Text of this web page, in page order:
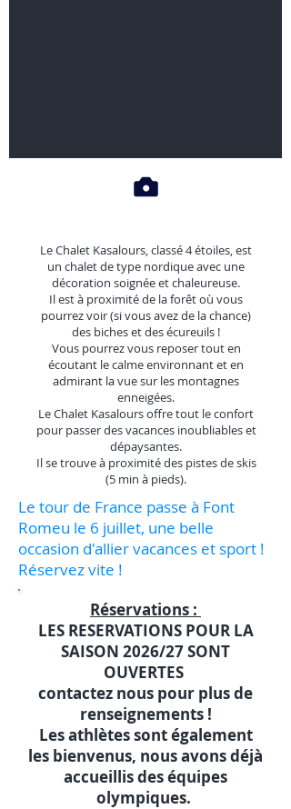
Le Chalet Kasalours, classé 4 étoiles, est
un chalet de type nordique avec une
décoration soignée et chaleureuse.
Il est à proximité de la forêt où vous
pourrez voir (si vous avez de la chance)
des biches et des écureuils !
Vous pourrez vous reposer tout en
écoutant le calme environnant et en
admirant la vue sur les montagnes
enneigées.
Le Chalet Kasalours offre tout le confort
pour passer des vacances inoubliables et
dépaysantes.
Il se trouve à proximité des pistes de skis
(5 min à pieds).
Le tour de France passe à Font
Romeu le 6 juillet, une belle
occasion d'allier vacances et sport !
Réservez vite !
Réservations :
LES RESERVATIONS POUR LA
SAISON 2026/27 SONT
OUVERTES
contactez nous pour plus de
renseignements !
Les athlètes sont également
les bienvenus, nous avons déjà
accueillis des équipes
olympiques.